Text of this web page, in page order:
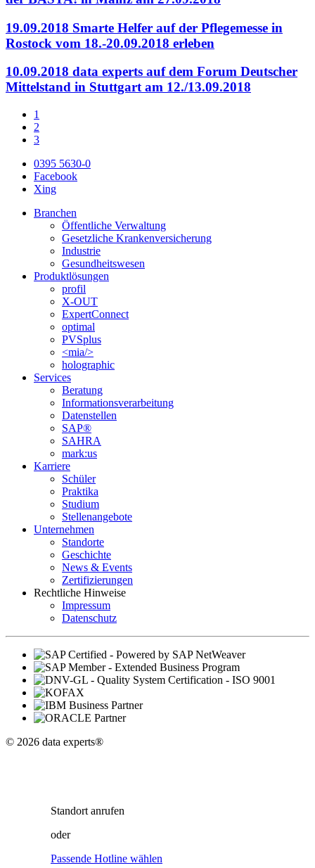
19.09.2018 Smarte Helfer auf der Pflegemesse in
Rostock vom 18.-20.09.2018 erleben
10.09.2018 data experts auf dem Forum Deutscher
Mittelstand in Stuttgart am 12./13.09.2018
1
2
3
0395 5630-0
Facebook
Xing
Branchen
Öffentliche Verwaltung
Gesetzliche Krankenversicherung
Industrie
Gesundheitswesen
Produktlösungen
profil
X-OUT
ExpertConnect
optimal
PVSplus
<mia/>
holographic
Services
Beratung
Informations­verarbeitung
Datenstellen
SAP®
SAHRA
mark:us
Karriere
Schüler
Praktika
Studium
Stellenangebote
Unternehmen
Standorte
Geschichte
News & Events
Zertifizierungen
Rechtliche Hinweise
Impressum
Datenschutz
© 2026 data experts®
Standort anrufen
oder
Passende Hotline wählen